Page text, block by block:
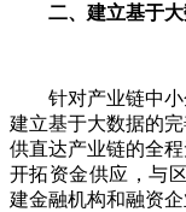
二、建立基于大
针对产业链中小
建立基于大数据的
供直达产业链的全
开拓资金供应，与
建金融机构和融资